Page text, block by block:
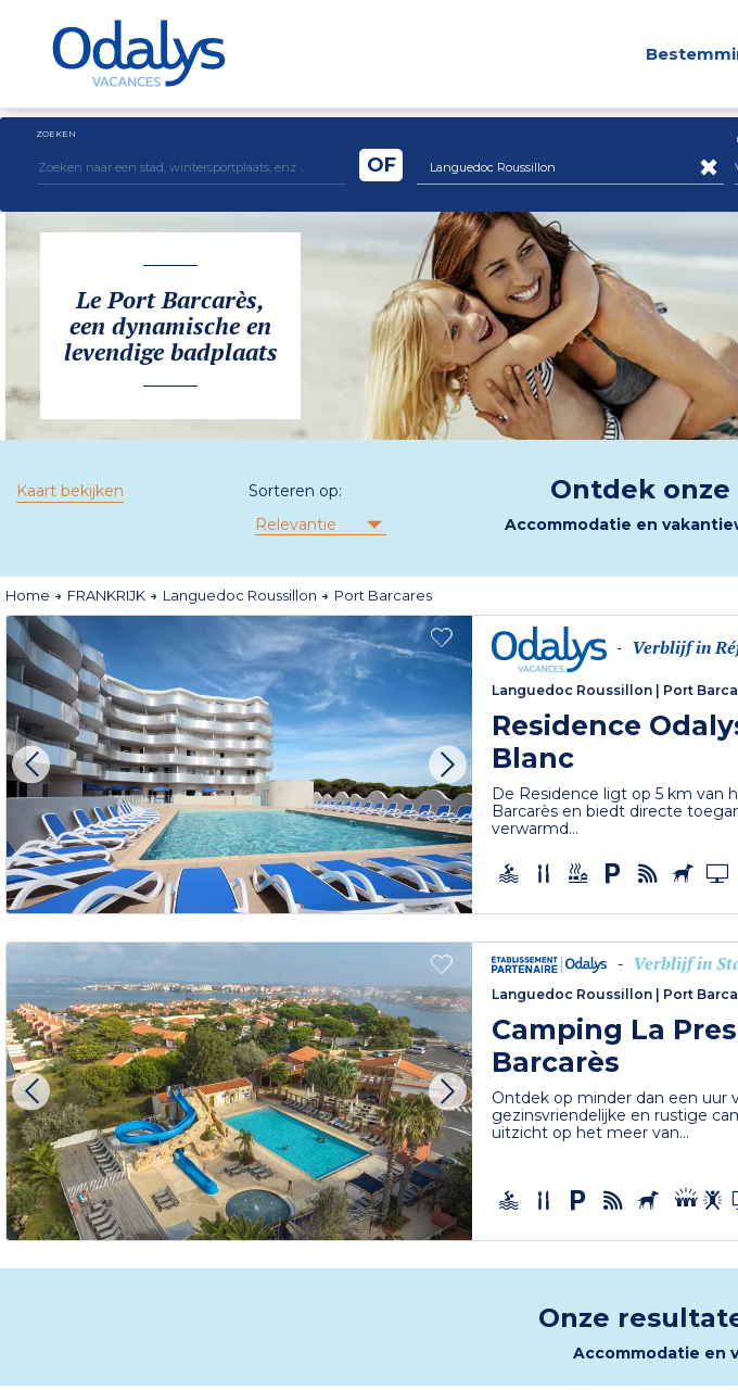
ZOEKEN
Languedoc Roussillon
OF
Le Port Barcarès,
een dynamische en
levendige badplaats
Kaart bekijken
Sorteren op:
Relevantie
Ontdek
Accommodatie en
Home FRANKRIJK Languedoc Roussillon Port Barcares
- Verblijf in
Languedoc Roussillon Port
Residence
Blanc
De Residence ligt op 5 km van
Barcarès en biedt directe
verwarmd...
- Verblijf in
Languedoc Roussillon Port
Camping La
Barcarès
Ontdek op minder dan een uur
gezinsvriendelijke en rustige
uitzicht op het meer van...
Onze
Accommodatie en